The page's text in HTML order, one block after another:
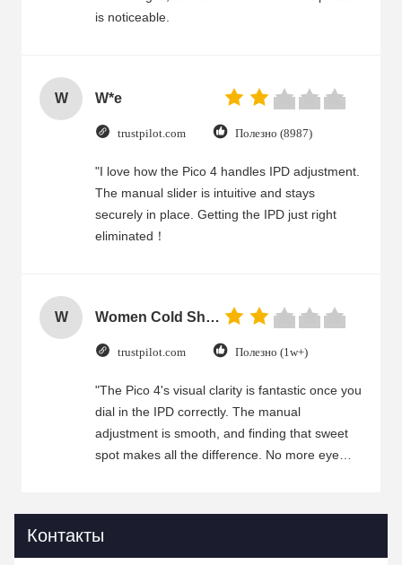
is noticeable.
W W*e
trustpilot.com Полезно (8987)
"I love how the Pico 4 handles IPD adjustment.
The manual slider is intuitive and stays
securely in place. Getting the IPD just right
eliminated！
W Women Cold Shoulder V Neck Rayon Blouse
trustpilot.com Полезно (1w+)
"The Pico 4's visual clarity is fantastic once you
dial in the IPD correctly. The manual
adjustment is smooth, and finding that sweet
spot makes all the difference. No more eye
IPD correctly. The manual adjustment is
Контакты